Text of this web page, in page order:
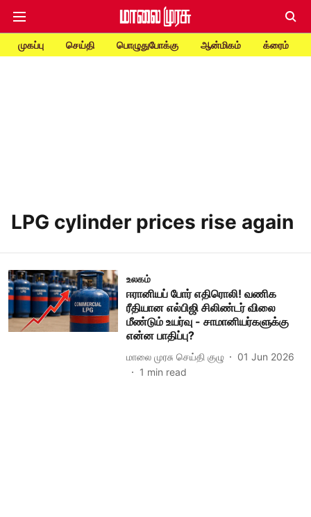
முகப்பு செய்தி பொழுதுபோக்கு ஆன்மிகம் க்ரைம்
LPG cylinder prices rise again
உலகம்
ஈரானியப் போர் எதிரொலி! வணிக
ரீதியான எல்பிஜி சிலிண்டர் விலை
மீண்டும் உயர்வு - சாமானியர்களுக்கு
என்ன பாதிப்பு?
மாலை முரசு செய்தி குழு
01 Jun 2026
1 min read